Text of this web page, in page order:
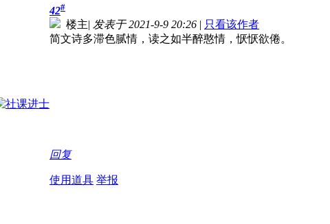
42#
楼主| 发表于 2021-9-9 20:26 | 只看该作者
简文诗多滞色腻情，读之如半醉憨情，恹恹欲倦。
回复
使用道具 举报